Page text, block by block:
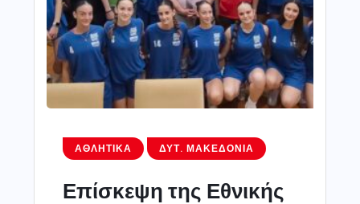
ΑΘΛΗΤΙΚΆ ΔΥΤ. ΜΑΚΕΔΟΝΊΑ
Επίσκεψη της Εθνικής